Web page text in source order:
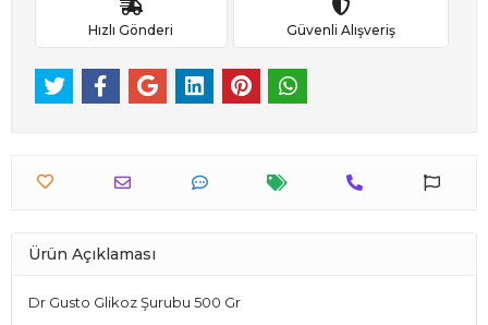
Hızlı Gönderi Güvenli Alışveriş
Ürün Açıklaması
Dr Gusto Glikoz Şurubu 500 Gr